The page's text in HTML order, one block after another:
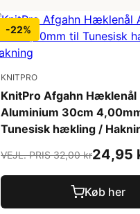
-22%
KNITPRO
KnitPro Afgahn Hæklenål
Aluminium 30cm
Tunesisk hækling /
VEJL. PRIS 32,00 kr24,95
Køb her